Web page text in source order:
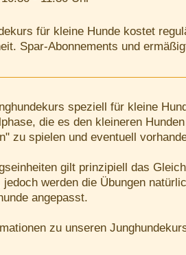
für kleine Hunde kostet
Spar-Abonnements und
speziell für kleine
die es den kleineren
zu spielen und eventuell
gilt prinzipiell das
werden die Übungen
angepasst.
zu unseren